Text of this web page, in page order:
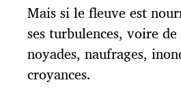
Mais si le fleuve est
ses turbulences, voire
noyades, naufrages,
croyances.